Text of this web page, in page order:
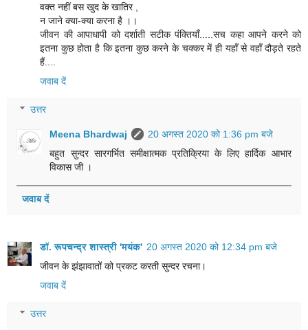
वक्त नहीं बस खुद के खातिर ,
न जाने क्या-क्या करना है ।।
जीवन की आपाधापी को दर्शाती सटीक पंक्तियाँ.....सच कहा आपने करने को
इतना कुछ होता है कि इतना कुछ करने के चक्कर में ही यहाँ से वहाँ दौड़ते रहते
हैं....
जवाब दें
उत्तर
Meena Bhardwaj
20 अगस्त 2020 को 1:36 pm बजे
बहुत सुन्दर सारगर्भित समीक्षात्मक प्रतिक्रिया के लिए हार्दिक आभार
विकास जी ।
जवाब दें
डॉ. रूपचन्द्र शास्त्री 'मयंक' 20 अगस्त 2020 को 12:34 pm बजे
जीवन के झंझावातों को प्रकट करती सुन्दर रचना।
जवाब दें
उत्तर